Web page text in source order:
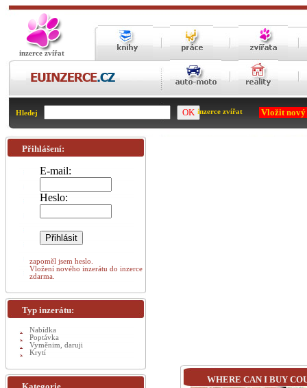
inzerce zvířat
Hledej inzerce zvířat Vložit
WHERE CAN I BUY
Přihlášení:
E-mail:
Heslo:
zapoměl jsem heslo.
Vložení nového inzerátu do inzerce
zdarma.
Typ inzerátu:
Nabídka
Poptávka
Vyměnim, daruji
Krytí